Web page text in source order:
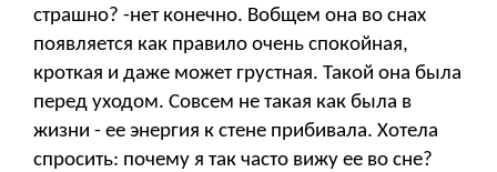
страшно? -нет конечно. Вобщем она во снах
появляется как правило очень спокойная,
кроткая и даже может грустная. Такой она была
перед уходом. Совсем не такая как была в
жизни - ее энергия к стене прибивала. Хотела
спросить: почему я так часто вижу ее во сне?